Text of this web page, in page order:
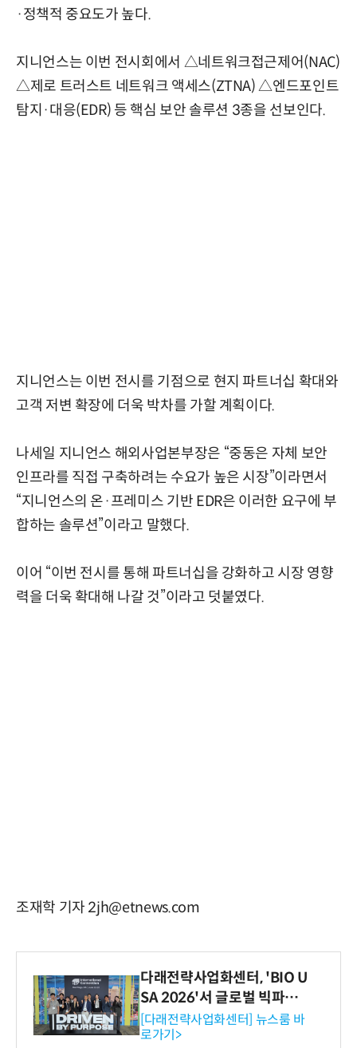
·정책적 중요도가 높다.
지니언스는 이번 전시회에서 △네트워크접근제어(NAC)
△제로 트러스트 네트워크 액세스(ZTNA) △엔드포인트
탐지·대응(EDR) 등 핵심 보안 솔루션 3종을 선보인다.
지니언스는 이번 전시를 기점으로 현지 파트너십 확대와
고객 저변 확장에 더욱 박차를 가할 계획이다.
나세일 지니언스 해외사업본부장은 “중동은 자체 보안
인프라를 직접 구축하려는 수요가 높은 시장”이라면서
“지니언스의 온·프레미스 기반 EDR은 이러한 요구에 부
합하는 솔루션”이라고 말했다.
이어 “이번 전시를 통해 파트너십을 강화하고 시장 영향
력을 더욱 확대해 나갈 것”이라고 덧붙였다.
조재학 기자 2jh@etnews.com
다래전략사업화센터, 'BIO U
SA 2026'서 글로벌 빅파마
와의 비즈니스 미팅 지원…K
-바이오 해외 진출 교두보 확
[다래전략사업화센터] 뉴스룸 바
로가기>